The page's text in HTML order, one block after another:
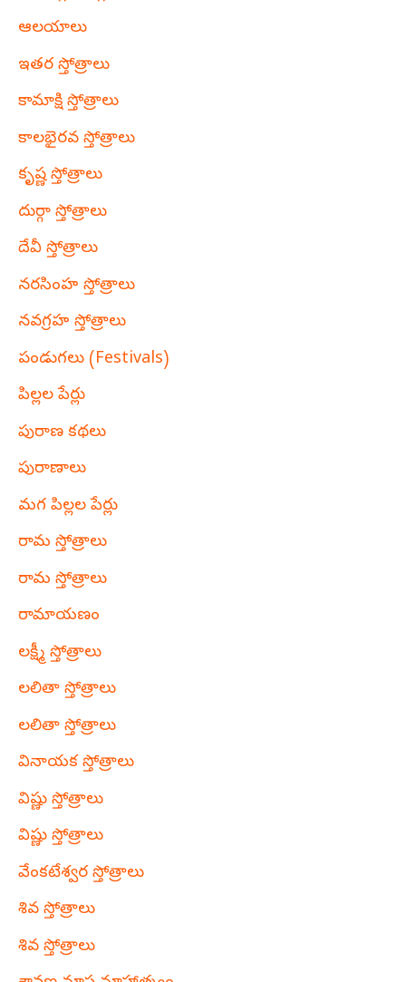
ఆలయాలు
ఇతర స్తోత్రాలు
కామాక్షి స్తోత్రాలు
కాలభైరవ స్తోత్రాలు
కృష్ణ స్తోత్రాలు
దుర్గా స్తోత్రాలు
దేవీ స్తోత్రాలు
నరసింహ స్తోత్రాలు
నవగ్రహ స్తోత్రాలు
పండుగలు (Festivals)
పిల్లల పేర్లు
పురాణ కథలు
పురాణాలు
మగ పిల్లల పేర్లు
రామ స్తోత్రాలు
రామ స్తోత్రాలు
రామాయణం
లక్ష్మీ స్తోత్రాలు
లలితా స్తోత్రాలు
లలితా స్తోత్రాలు
వినాయక స్తోత్రాలు
విష్ణు స్తోత్రాలు
విష్ణు స్తోత్రాలు
వేంకటేశ్వర స్తోత్రాలు
శివ స్తోత్రాలు
శివ స్తోత్రాలు